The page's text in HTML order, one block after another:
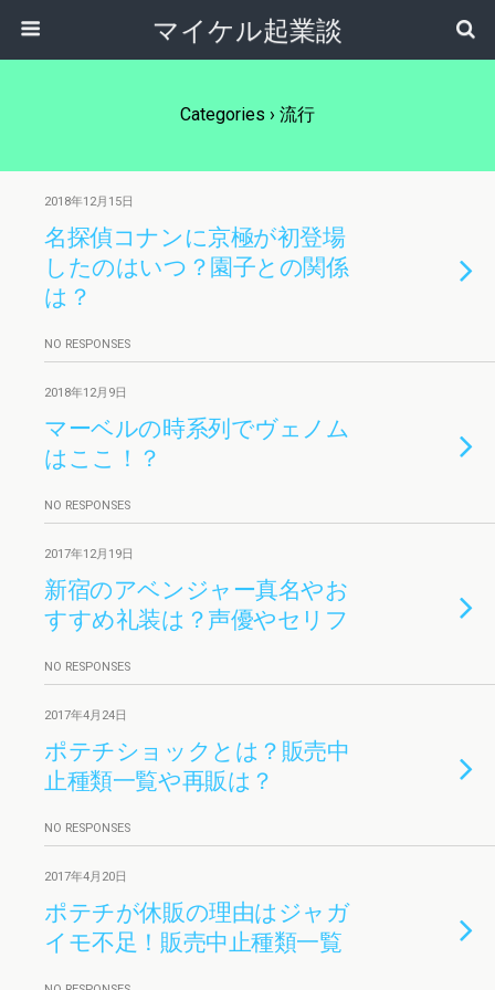
マイケル起業談
Categories › 流行
2018年12月15日
名探偵コナンに京極が初登場
したのはいつ？園子との関係
は？
NO RESPONSES
2018年12月9日
マーベルの時系列でヴェノム
はここ！？
NO RESPONSES
2017年12月19日
新宿のアベンジャー真名やお
すすめ礼装は？声優やセリフ
NO RESPONSES
2017年4月24日
ポテチショックとは？販売中
止種類一覧や再販は？
NO RESPONSES
2017年4月20日
ポテチが休販の理由はジャガ
イモ不足！販売中止種類一覧